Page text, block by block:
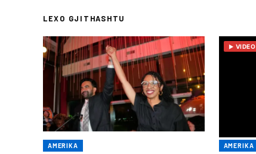
LEXO GJITHASHTU
AMERIKA
VIDEO
AMERIKA